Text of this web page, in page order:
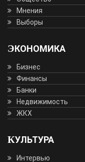
Мнения
Выборы
ЭКОНОМИКА
Бизнес
Финансы
Банки
Недвижимость
ЖКХ
КУЛЬТУРА
Интервью